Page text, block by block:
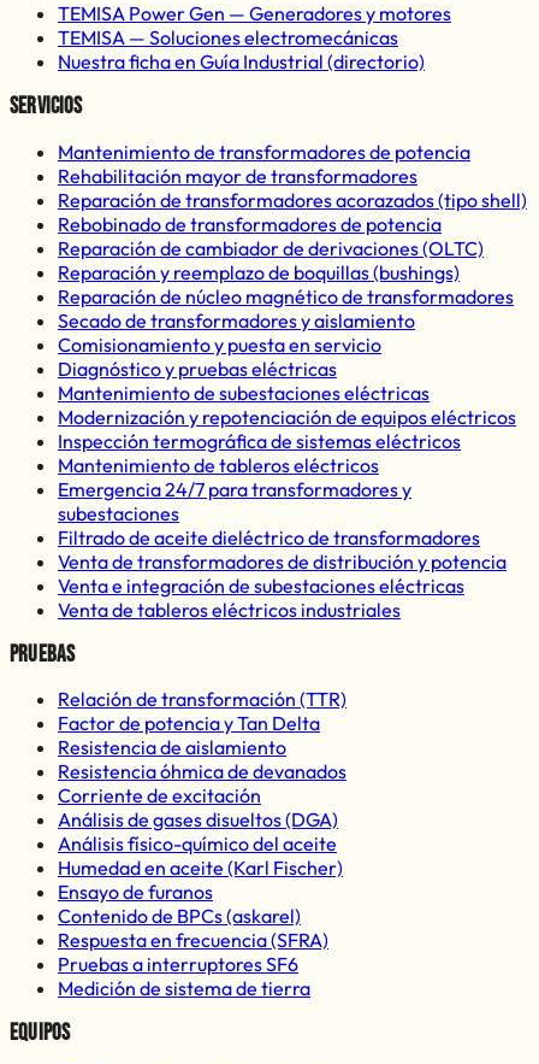
TEMISA Power Gen — Generadores y motores
TEMISA — Soluciones electromecánicas
Nuestra ficha en Guía Industrial (directorio)
Servicios
Mantenimiento de transformadores de potencia
Rehabilitación mayor de transformadores
Reparación de transformadores acorazados (tipo shell)
Rebobinado de transformadores de potencia
Reparación de cambiador de derivaciones (OLTC)
Reparación y reemplazo de boquillas (bushings)
Reparación de núcleo magnético de transformadores
Secado de transformadores y aislamiento
Comisionamiento y puesta en servicio
Diagnóstico y pruebas eléctricas
Mantenimiento de subestaciones eléctricas
Modernización y repotenciación de equipos eléctricos
Inspección termográfica de sistemas eléctricos
Mantenimiento de tableros eléctricos
Emergencia 24/7 para transformadores y
subestaciones
Filtrado de aceite dieléctrico de transformadores
Venta de transformadores de distribución y potencia
Venta e integración de subestaciones eléctricas
Venta de tableros eléctricos industriales
Pruebas
Relación de transformación (TTR)
Factor de potencia y Tan Delta
Resistencia de aislamiento
Resistencia óhmica de devanados
Corriente de excitación
Análisis de gases disueltos (DGA)
Análisis físico-químico del aceite
Humedad en aceite (Karl Fischer)
Ensayo de furanos
Contenido de BPCs (askarel)
Respuesta en frecuencia (SFRA)
Pruebas a interruptores SF6
Medición de sistema de tierra
Equipos